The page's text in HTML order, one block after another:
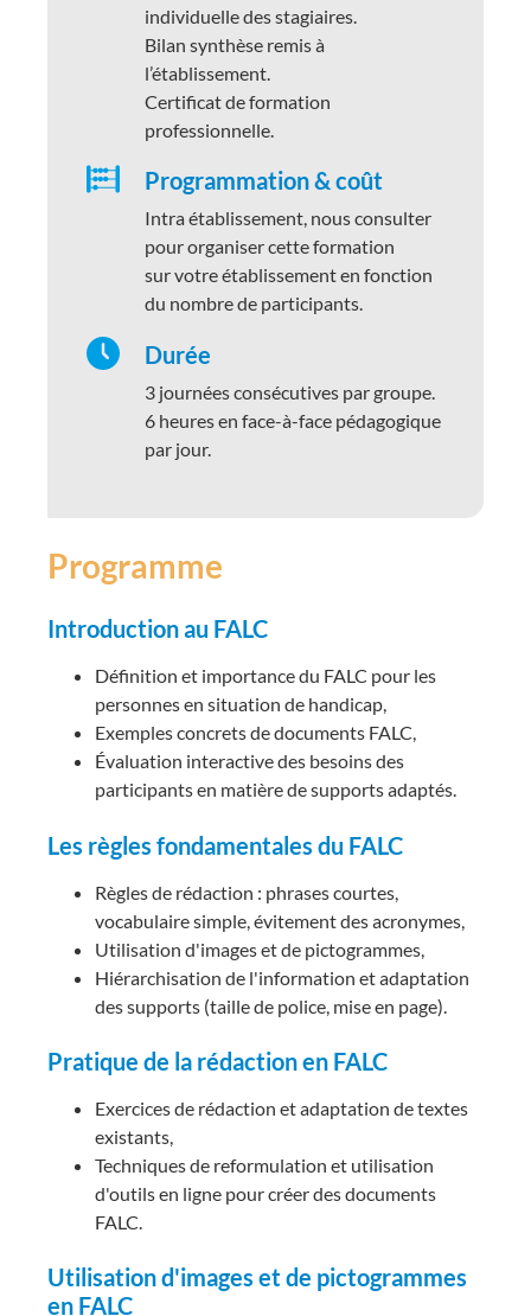
individuelle des stagiaires.
Bilan synthèse remis à
l’établissement.
Certificat de formation
professionnelle.
Programmation & coût
Intra établissement, nous consulter
pour organiser cette formation
sur votre établissement en fonction
du nombre de participants.
Durée
3 journées consécutives par groupe.
6 heures en face-à-face pédagogique
par jour.
Programme
Introduction au FALC
Définition et importance du FALC pour les
personnes en situation de handicap,
Exemples concrets de documents FALC,
Évaluation interactive des besoins des
participants en matière de supports adaptés.
Les règles fondamentales du FALC
Règles de rédaction : phrases courtes,
vocabulaire simple, évitement des acronymes,
Utilisation d'images et de pictogrammes,
Hiérarchisation de l'information et adaptation
des supports (taille de police, mise en page).
Pratique de la rédaction en FALC
Exercices de rédaction et adaptation de textes
existants,
Techniques de reformulation et utilisation
d'outils en ligne pour créer des documents
FALC.
Utilisation d'images et de pictogrammes
en FALC